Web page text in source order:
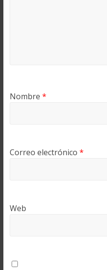
Nombre *
Correo electrónico *
Web